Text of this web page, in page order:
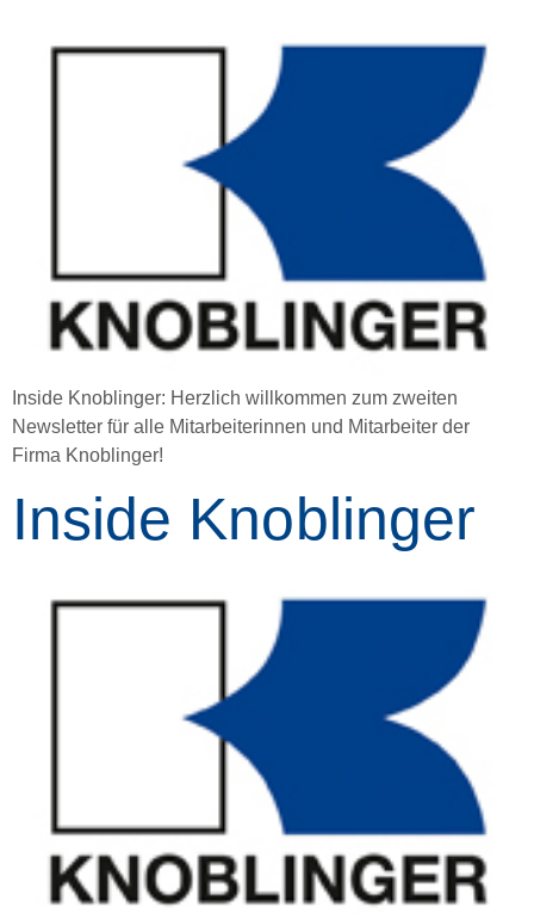
Inside Knoblinger: Herzlich willkommen zum zweiten
Newsletter für alle Mitarbeiterinnen und Mitarbeiter der
Firma Knoblinger!
Inside Knoblinger